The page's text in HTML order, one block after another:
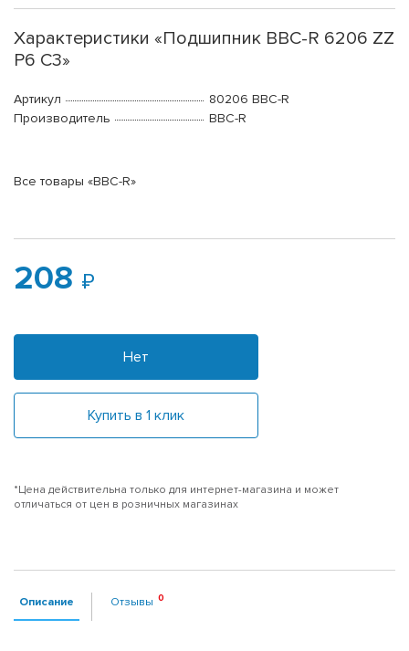
Характеристики «Подшипник BBC-R 6206 ZZ
P6 C3»
Артикул
80206 BBC-R
Производитель
BBC-R
Все товары «BBC-R»
208
Нет
Купить в 1 клик
*Цена действительна только для интернет-магазина и может
отличаться от цен в розничных магазинах
Описание Отзывы